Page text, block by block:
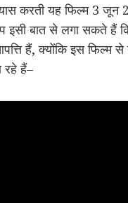
करती यह फिल्म 3 जून
इसी बात से लगा
हैं, क्योंकि इस फिल्म से
रहे हैं–